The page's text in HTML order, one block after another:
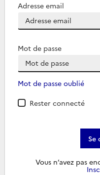
Adresse email
Mot de passe
Mot de passe oublié
Rester connecté
Se
Vous n’avez pas